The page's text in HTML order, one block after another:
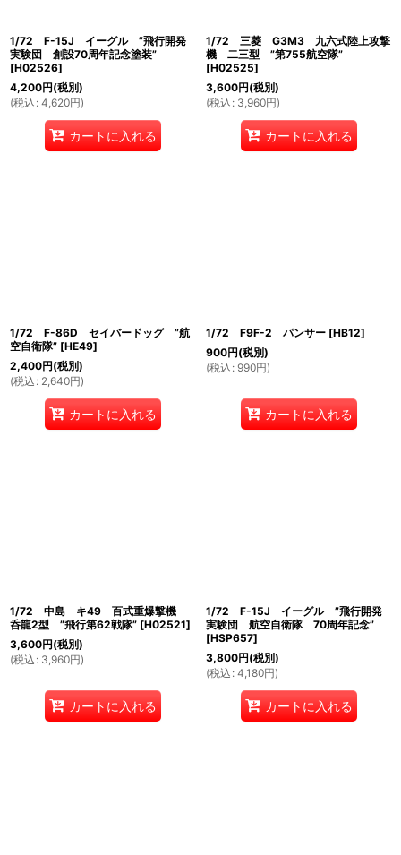
1/72 F-15J イーグル ”飛行開発
実験団 創設70周年記念塗装”
[H02526]
4,200円(税別)
(税込 : 4,620円)
カートに入れる
1/72 三菱 G3M3 九六式陸上攻撃
機 二三型 ”第755航空隊”
[H02525]
3,600円(税別)
(税込 : 3,960円)
カートに入れる
1/72 F-86D セイバードッグ ”航
空自衛隊” [HE49]
2,400円(税別)
(税込 : 2,640円)
カートに入れる
1/72 F9F-2 パンサー [HB12]
900円(税別)
(税込 : 990円)
カートに入れる
1/72 中島 キ49 百式重爆撃機
呑龍2型 ”飛行第62戦隊” [H02521]
3,600円(税別)
(税込 : 3,960円)
カートに入れる
1/72 F-15J イーグル ”飛行開発
実験団 航空自衛隊 70周年記念”
[HSP657]
3,800円(税別)
(税込 : 4,180円)
カートに入れる